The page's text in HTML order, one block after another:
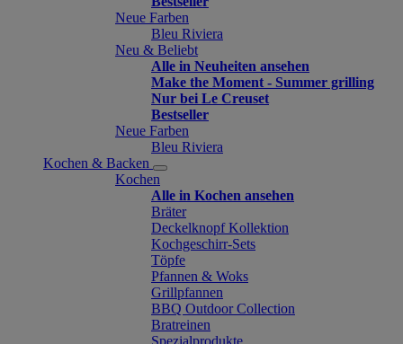
Neue Farben
Bleu Riviera
Neu & Beliebt
Alle in Neuheiten ansehen
Make the Moment - Summer grilling
Nur bei Le Creuset
Bestseller
Neue Farben
Bleu Riviera
Kochen & Backen
Kochen
Alle in Kochen ansehen
Bräter
Deckelknopf Kollektion
Kochgeschirr-Sets
Töpfe
Pfannen & Woks
Grillpfannen
BBQ Outdoor Collection
Bratreinen
Spezialprodukte